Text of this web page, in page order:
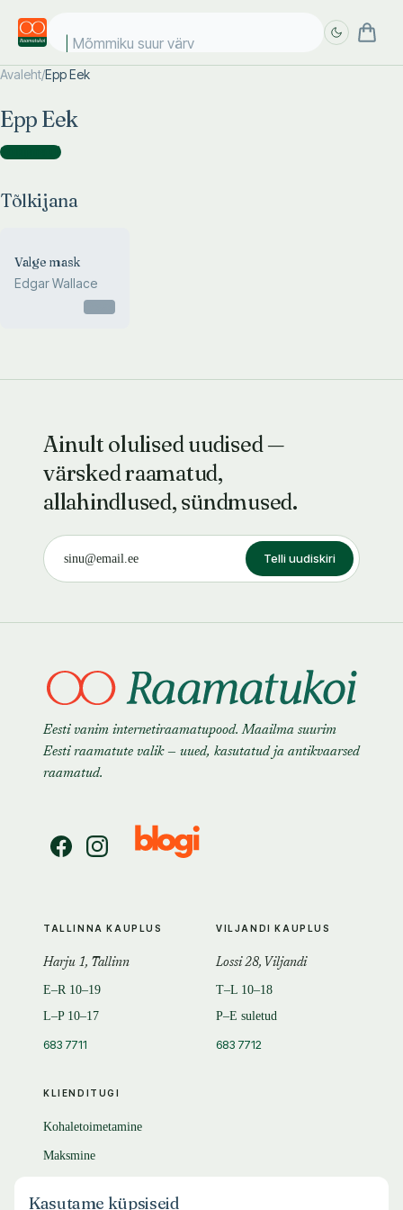
Mõmmiku suur värvi
Avaleht/Epp Eek
Epp Eek
Tõlkijana )
Tõlkijana
Valge mask
Edgar Wallace
Ainult olulised uudised —
värsked raamatud,
allahindlused, sündmused.
Telli uudiskiri
Eesti vanim internetiraamatupood. Maailma suurim
Eesti raamatute valik — uued, kasutatud ja antikvaarsed
raamatud.
KLIENDITUGI
Kohaletoimetamine
Maksmine
TALLINNA KAUPLUS
Harju 1, Tallinn
E–R 10–19
L–P 10–17
683 7711
VILJANDI KAUPLUS
Lossi 28, Viljandi
T–L 10–18
P–E suletud
683 7712
Kasutame küpsiseid